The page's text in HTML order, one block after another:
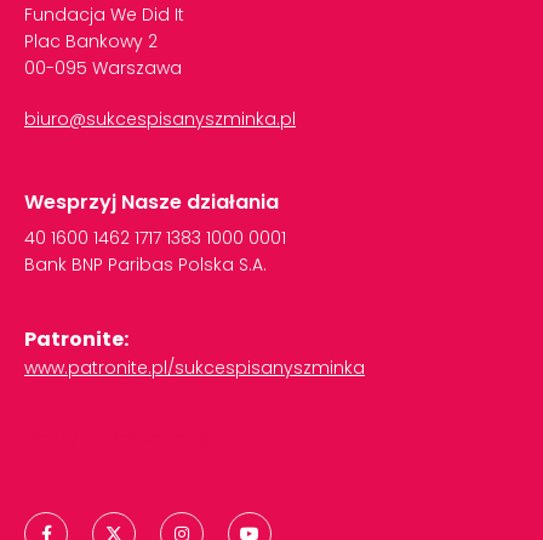
Fundacja We Did It
Plac Bankowy 2
00-095 Warszawa
biuro@sukcespisanyszminka.pl
Wesprzyj Nasze działania
40 1600 1462 1717 1383 1000 0001
Bank BNP Paribas Polska S.A.
Patronite:
www.patronite.pl/sukcespisanyszminka